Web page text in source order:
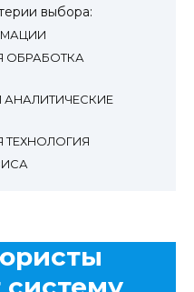
выбора:
ОБРАБОТКА
ТЕХНОЛОГИЯ